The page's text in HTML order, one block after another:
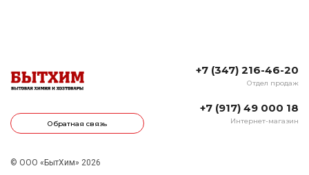
Обратная связь
+7 (347) 216-46-20
Отдел продаж
+7 (917) 49 000 18
Интернет-магазин
© ООО «БытХим» 2026